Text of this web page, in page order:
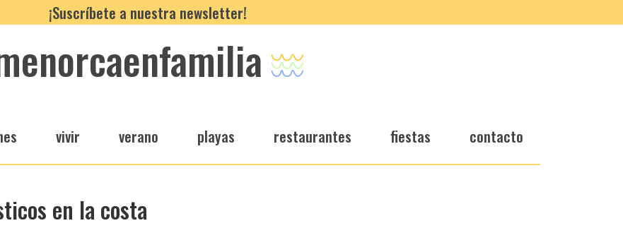
¡Suscríbete a nuestra newsletter!
vivir verano playas restaurantes fiestas contacto
en la costa